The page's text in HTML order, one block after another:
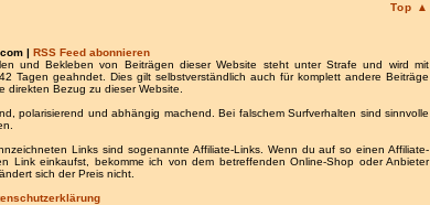
Top ▲
| RSS Feed abonnieren
und Bekleben von Beiträgen dieser Website steht unter Strafe und wird mit
Tagen geahndet. Dies gilt selbstverständlich auch für komplett andere Beiträge
direkten Bezug zu dieser Website.
polarisierend und abhängig machend. Bei falschem Surfverhalten sind sinnvolle
Links sind sogenannte Affiliate-Links. Wenn du auf so einen Affiliate-
Link einkaufst, bekomme ich von dem betreffenden Online-Shop oder Anbieter
sich der Preis nicht.